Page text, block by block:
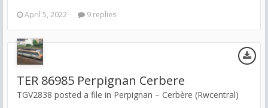
April 5, 2022
9 replies
TER 86985 Perpignan Cerbere
TGV2838 posted a file in Perpignan – Cerbère (Rwcentral)